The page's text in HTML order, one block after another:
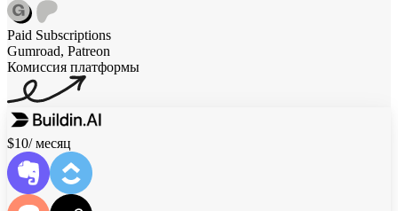
Paid Subscriptions
Gumroad, Patreon
Комиссия платформы
$10/ месяц